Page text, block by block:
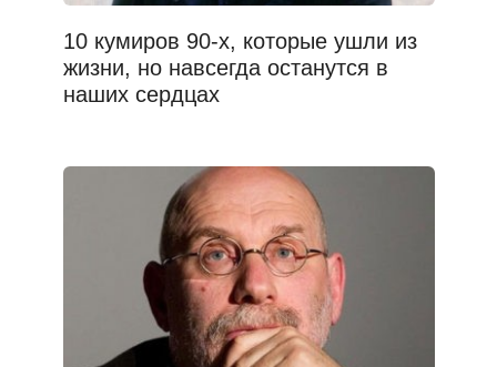
10 кумиров 90-х, которые ушли из
жизни, но навсегда останутся в
наших сердцах